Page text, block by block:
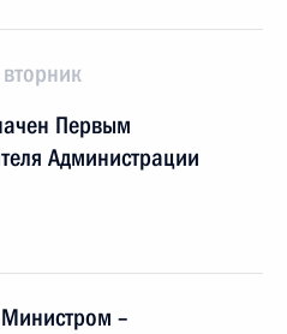
Первым
Администрации
–